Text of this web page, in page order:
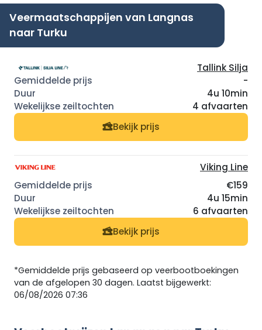
Veermaatschappijen van Langnas
naar Turku
Tallink Silja
-
4u 10min
4 afvaarten
Bekijk prijs
Viking Line
€159
4u 15min
6 afvaarten
Bekijk prijs
*Gemiddelde prijs gebaseerd op veerbootboekingen
van de afgelopen 30 dagen. Laatst bijgewerkt:
06/08/2026 07:36